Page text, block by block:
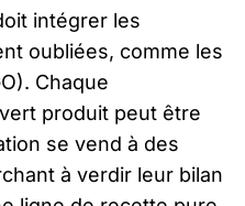
intégrer les
oubliées, comme les
Chaque
produit peut être
se vend à des
à verdir leur bilan